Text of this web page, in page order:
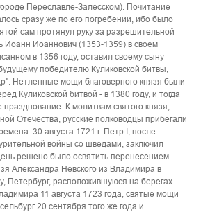
Переславле-Залесском). Почитание
сразу же по его погребении, ибо было
сам протянул руку за разрешительной
Иоанн Иоаннович (1353-1359) в своем
в 1356 году, оставил своему сыну
победителю Куликовской битвы,
Нетленные мощи благоверного князя были
Куликовской битвой - в 1380 году, и тогда
К молитвам святого князя,
Отечества, русские полководцы прибегали
30 августа 1721 г. Петр I, после
войны со шведами, заключил
решено было освятить перенесением
Александра Невского из Владимира в
Петербург, расположившуюся на берегах
11 августа 1723 года, святые мощи
20 сентября того же года и